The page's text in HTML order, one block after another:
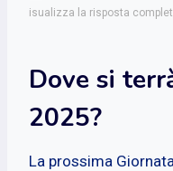
isualizza la risposta
Dove si
2025?
La prossima